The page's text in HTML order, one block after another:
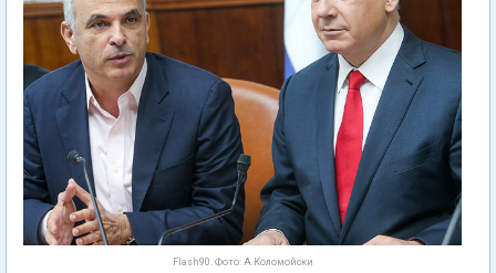
Flash90. Фото: А.Коломойски